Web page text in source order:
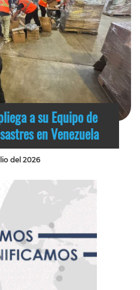
a su Equipo de
en Venezuela
del 2026